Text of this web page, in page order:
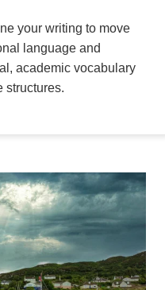
your writing to move
language and
academic vocabulary
structures.